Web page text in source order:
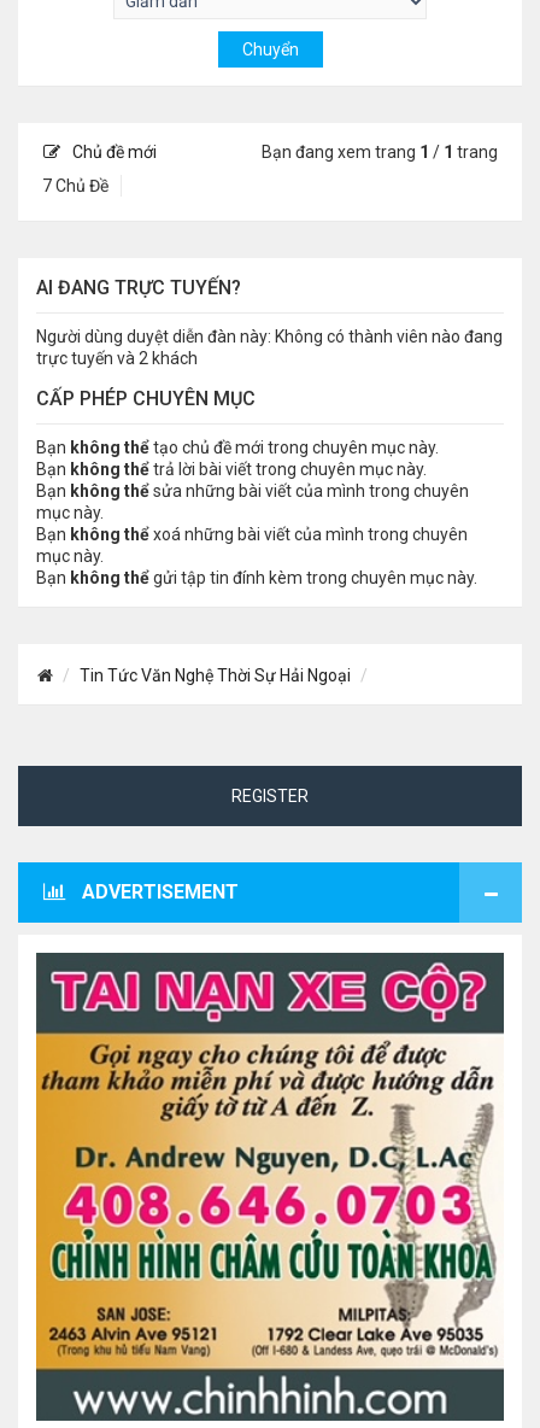
Chủ đề mới
7 Chủ Đề
Bạn đang xem trang 1 / 1 trang
AI ĐANG TRỰC TUYẾN?
Người dùng duyệt diễn đàn này: Không có thành viên nào đang
trực tuyến và 2 khách
CẤP PHÉP CHUYÊN MỤC
Bạn không thểtạo chủ đề mới trong chuyên mục này.
Bạn không thểtrả lời bài viết trong chuyên mục này.
Bạn không thểsửa những bài viết của mình trong chuyên
mục này.
Bạn không thểxoá những bài viết của mình trong chuyên
mục này.
Bạn không thểgửi tập tin đính kèm trong chuyên mục này.
Tin Tức Văn Nghệ Thời Sự Hải Ngoại
REGISTER
ADVERTISEMENT